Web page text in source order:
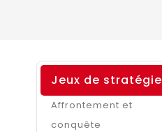
Jeux de stratégie
Affrontement et
conquête